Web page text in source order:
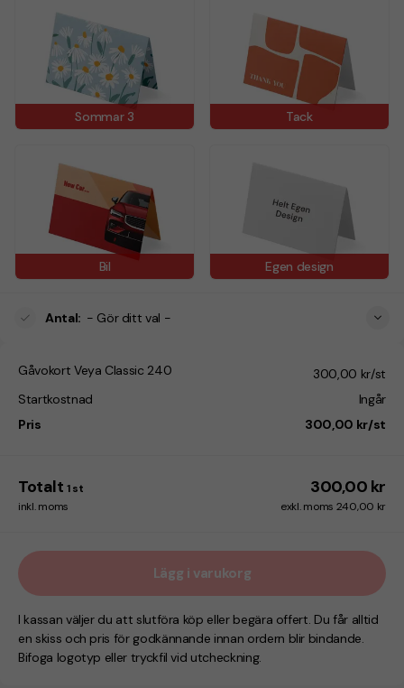
Sommar 3 Tack
Bil Egen design
Antal: - Gör ditt val -
Gåvokort Veya Classic 240
300,00 kr/st
Startkostnad
Ingår
Pris
300,00 kr/st
Totalt 1 st 300,00 kr
inkl. moms exkl. moms 240,00 kr
Lägg i varukorg
I kassan väljer du att slutföra köp eller begära offert. Du får alltid
en skiss och pris för godkännande innan ordern blir bindande.
Bifoga logotyp eller tryckfil vid utcheckning.